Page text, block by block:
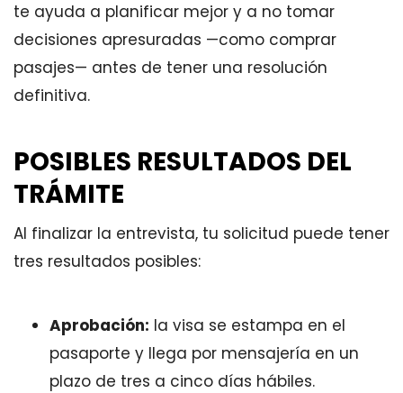
te ayuda a planificar mejor y a no tomar
decisiones apresuradas —como comprar
pasajes— antes de tener una resolución
definitiva.
POSIBLES RESULTADOS DEL
TRÁMITE
Al finalizar la entrevista, tu solicitud puede tener
tres resultados posibles:
Aprobación: la visa se estampa en el
pasaporte y llega por mensajería en un
plazo de tres a cinco días hábiles.